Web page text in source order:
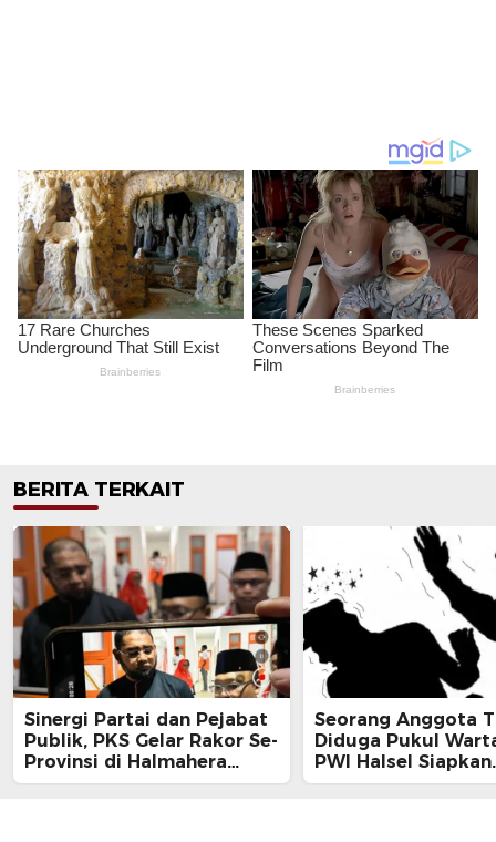
BERITA TERKAIT
Sinergi Partai dan Pejabat
Publik, PKS Gelar Rakor Se-
Provinsi di Halmahera
Selatan
Seorang Anggota
Diduga Pukul
PWI Halsel Siapkan
Langkah Hukum